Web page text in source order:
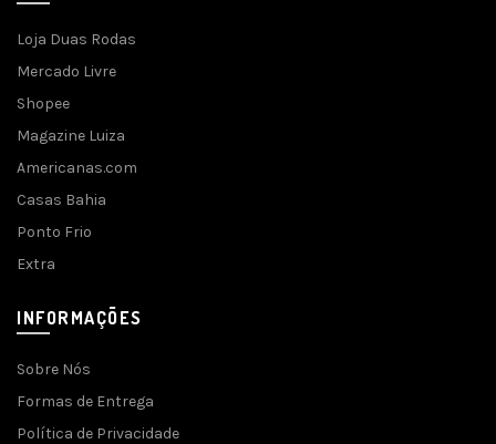
Loja Duas Rodas
Mercado Livre
Shopee
Magazine Luiza
Americanas.com
Casas Bahia
Ponto Frio
Extra
INFORMAÇÕES
Sobre Nós
Formas de Entrega
Política de Privacidade